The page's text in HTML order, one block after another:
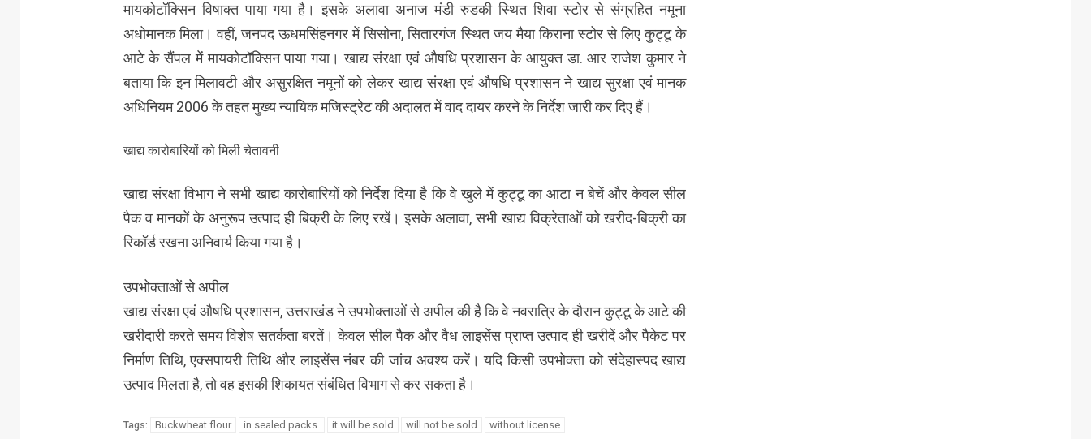
मायकोटॉक्सिन विषाक्त पाया गया है। इसके अलावा अनाज मंडी रुडकी स्थित शिवा स्टोर से संग्रहित नमूना
अधोमानक मिला। वहीं, जनपद ऊधमसिंहनगर में सिसोना, सितारगंज स्थित जय मैया किराना स्टोर से लिए कुट्टू के
आटे के सैंपल में मायकोटॉक्सिन पाया गया। खाद्य संरक्षा एवं औषधि प्रशासन के आयुक्त डा. आर राजेश कुमार ने
बताया कि इन मिलावटी और असुरक्षित नमूनों को लेकर खाद्य संरक्षा एवं औषधि प्रशासन ने खाद्य सुरक्षा एवं मानक
अधिनियम 2006 के तहत मुख्य न्यायिक मजिस्ट्रेट की अदालत में वाद दायर करने के निर्देश जारी कर दिए हैं।
खाद्य कारोबारियों को मिली चेतावनी
खाद्य संरक्षा विभाग ने सभी खाद्य कारोबारियों को निर्देश दिया है कि वे खुले में कुट्टू का आटा न बेचें और केवल सील
पैक व मानकों के अनुरूप उत्पाद ही बिक्री के लिए रखें। इसके अलावा, सभी खाद्य विक्रेताओं को खरीद-बिक्री का
रिकॉर्ड रखना अनिवार्य किया गया है।
उपभोक्ताओं से अपील
खाद्य संरक्षा एवं औषधि प्रशासन, उत्तराखंड ने उपभोक्ताओं से अपील की है कि वे नवरात्रि के दौरान कुट्टू के आटे की
खरीदारी करते समय विशेष सतर्कता बरतें। केवल सील पैक और वैध लाइसेंस प्राप्त उत्पाद ही खरीदें और पैकेट पर
निर्माण तिथि, एक्सपायरी तिथि और लाइसेंस नंबर की जांच अवश्य करें। यदि किसी उपभोक्ता को संदेहास्पद खाद्य
उत्पाद मिलता है, तो वह इसकी शिकायत संबंधित विभाग से कर सकता है।
Tags: Buckwheat flour in sealed packs. it will be sold will not be sold without license